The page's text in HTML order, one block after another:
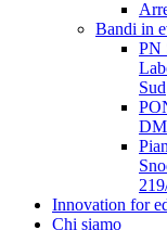
Bandi in
PN
Sud
DM
Innovation for
Chi siamo